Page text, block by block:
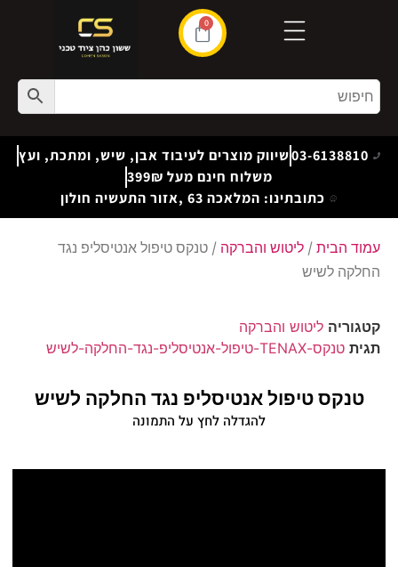
0
03-6138810שיווק מוצרים לעיבוד אבן, שיש, ומתכת, ועץ
משלוח חינם מעל 399₪
כתובתינו: המלאכה 63 ,אזור התעשיה חולון
עמוד הבית / ליטוש והברקה / טנקס טיפול אנטיסליפ נגד
החלקה לשיש
קטגוריה ליטוש והברקה
תגית טנקס-TENAX-טיפול-אנטיסליפ-נגד-החלקה-לשיש
טנקס טיפול אנטיסליפ נגד החלקה לשיש
להגדלה לחץ על התמונה